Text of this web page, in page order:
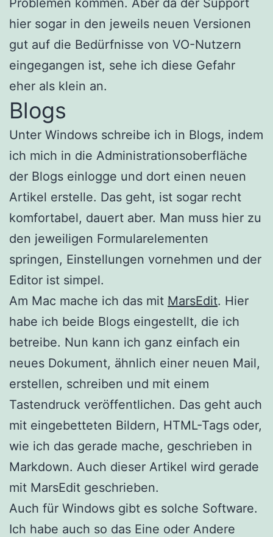
hier sogar in den jeweils neuen Versionen
gut auf die Bedürfnisse von VO-Nutzern
eingegangen ist, sehe ich diese Gefahr
eher als klein an.
Blogs
Unter Windows schreibe ich in Blogs, indem
ich mich in die Administrationsoberfläche
der Blogs einlogge und dort einen neuen
Artikel erstelle. Das geht, ist sogar recht
komfortabel, dauert aber. Man muss hier zu
den jeweiligen Formularelementen
springen, Einstellungen vornehmen und der
Editor ist simpel.
Am Mac mache ich das mit MarsEdit. Hier
habe ich beide Blogs eingestellt, die ich
betreibe. Nun kann ich ganz einfach ein
neues Dokument, ähnlich einer neuen Mail,
erstellen, schreiben und mit einem
Tastendruck veröffentlichen. Das geht auch
mit eingebetteten Bildern, HTML-Tags oder,
wie ich das gerade mache, geschrieben in
Markdown. Auch dieser Artikel wird gerade
mit MarsEdit geschrieben.
Auch für Windows gibt es solche Software.
Ich habe auch so das Eine oder Andere